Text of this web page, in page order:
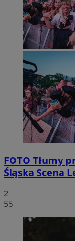
FOTO Tłumy
Śląska Scena
2
55